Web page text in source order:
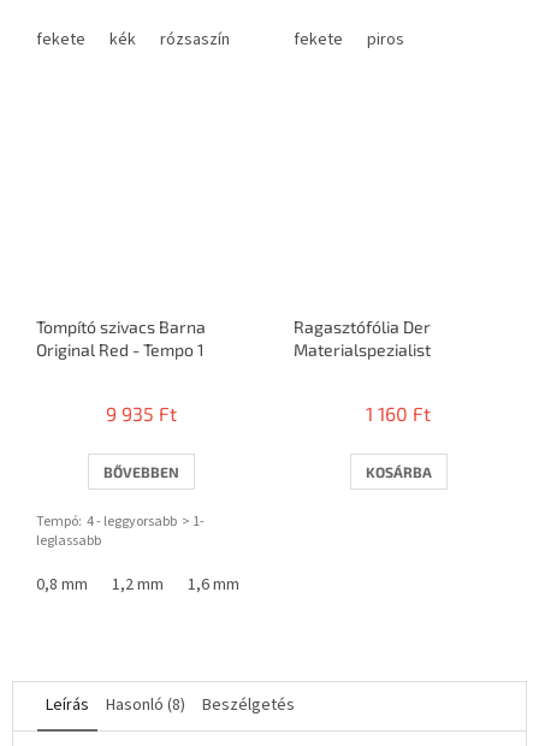
fekete kék rózsaszín fekete piros
Tompító szivacs Barna
Original Red - Tempo 1
9 935 Ft
BŐVEBBEN
Tempó: 4 - leggyorsabb > 1-
leglassabb
0,8 mm 1,2 mm 1,6 mm
Ragasztófólia Der
Materialspezialist
1 160 Ft
KOSÁRBA
Leírás Hasonló (8) Beszélgetés